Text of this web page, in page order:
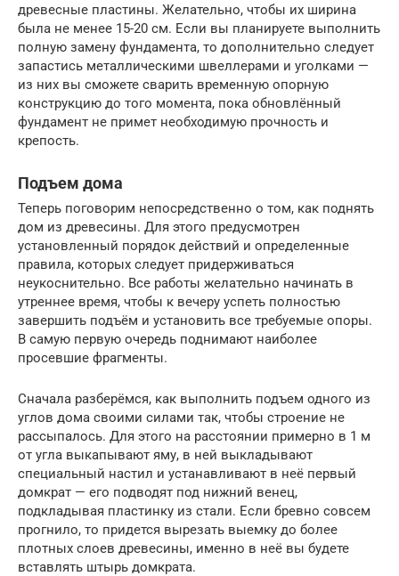
древесные пластины. Желательно, чтобы их ширина
была не менее 15-20 см. Если вы планируете выполнить
полную замену фундамента, то дополнительно следует
запастись металлическими швеллерами и уголками —
из них вы сможете сварить временную опорную
конструкцию до того момента, пока обновлённый
фундамент не примет необходимую прочность и
крепость.
Подъем дома
Теперь поговорим непосредственно о том, как поднять
дом из древесины. Для этого предусмотрен
установленный порядок действий и определенные
правила, которых следует придерживаться
неукоснительно. Все работы желательно начинать в
утреннее время, чтобы к вечеру успеть полностью
завершить подъём и установить все требуемые опоры.
В самую первую очередь поднимают наиболее
просевшие фрагменты.
Сначала разберёмся, как выполнить подъем одного из
углов дома своими силами так, чтобы строение не
рассыпалось. Для этого на расстоянии примерно в 1 м
от угла выкапывают яму, в ней выкладывают
специальный настил и устанавливают в неё первый
домкрат — его подводят под нижний венец,
подкладывая пластинку из стали. Если бревно совсем
прогнило, то придется вырезать выемку до более
плотных слоев древесины, именно в неё вы будете
вставлять штырь домкрата.